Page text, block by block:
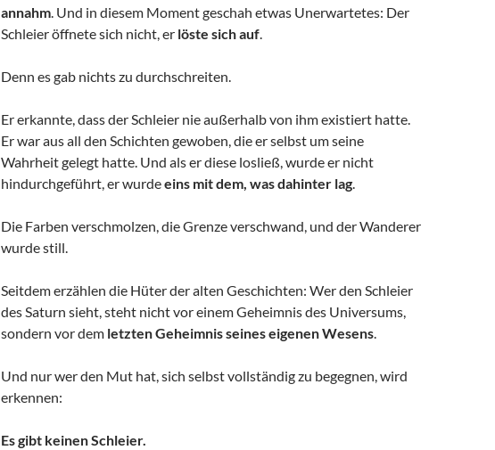
annahm. Und in diesem Moment geschah etwas Unerwartetes: Der
Schleier öffnete sich nicht, er löste sich auf.
Denn es gab nichts zu durchschreiten.
Er erkannte, dass der Schleier nie außerhalb von ihm existiert hatte.
Er war aus all den Schichten gewoben, die er selbst um seine
Wahrheit gelegt hatte. Und als er diese losließ, wurde er nicht
hindurchgeführt, er wurdeeins mit dem, was dahinter lag.
Die Farben verschmolzen, die Grenze verschwand, und der Wanderer
wurde still.
Seitdem erzählen die Hüter der alten Geschichten: Wer den Schleier
des Saturn sieht, steht nicht vor einem Geheimnis des Universums,
sondern vor dem letzten Geheimnis seines eigenen Wesens.
Und nur wer den Mut hat, sich selbst vollständig zu begegnen, wird
erkennen:
Es gibt keinen Schleier.